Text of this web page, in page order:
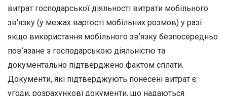
витрат господарської діяльності витрати мобільного
зв’язку (у межах вартості мобільних розмов) у разі:
якщо використання мобільного зв’язку безпосередньо
пов’язане з господарською діяльністю та
документально підтверджено фактом сплати.
Документи, які підтверджують понесені витрат є:
угоди, розрахункові документи, що надаються